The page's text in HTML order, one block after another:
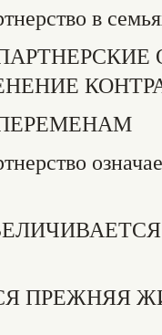
в
ПРЕЖНЯЯ